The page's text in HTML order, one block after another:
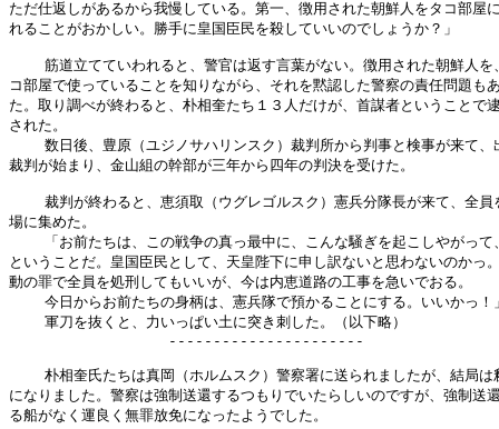
ただ仕返しがあるから我慢している。第一、徴用された朝鮮人をタコ部屋
れることがおかしい。勝手に皇国臣民を殺していいのでしょうか？」
筋道立てていわれると、警官は返す言葉がない。徴用された朝鮮人を
コ部屋で使っていることを知りながら、それを黙認した警察の責任問題も
た。取り調べが終わると、朴相奎たち１３人だけが、首謀者ということで
された。
数日後、豊原（ユジノサハリンスク）裁判所から判事と検事が来て、
裁判が始まり、金山組の幹部が三年から四年の判決を受けた。
裁判が終わると、恵須取（ウグレゴルスク）憲兵分隊長が来て、全員
場に集めた。
「お前たちは、この戦争の真っ最中に、こんな騒ぎを起こしやがって
ということだ。皇国臣民として、天皇陛下に申し訳ないと思わないのかっ
動の罪で全員を処刑してもいいが、今は内恵道路の工事を急いでおる。
今日からお前たちの身柄は、憲兵隊で預かることにする。いいかっ！
    軍刀を抜くと、力いっぱい土に突き刺した。（以下略）
----------------------
朴相奎氏たちは真岡（ホルムスク）警察署に送られましたが、結局は
になりました。警察は強制送還するつもりでいたらしいのですが、強制送
る船がなく運良く無罪放免になったようでした。